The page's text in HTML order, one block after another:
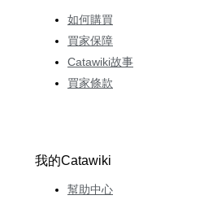
如何購買
買家保障
Catawiki故事
買家條款
我的Catawiki
幫助中心